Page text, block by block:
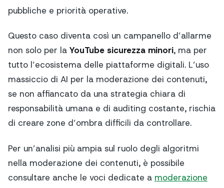
pubbliche e priorità operative.
Questo caso diventa così un campanello d’allarme
non solo per la YouTube sicurezza minori, ma per
tutto l’ecosistema delle piattaforme digitali. L’uso
massiccio di AI per la moderazione dei contenuti,
se non affiancato da una strategia chiara di
responsabilità umana e di auditing costante, rischia
di creare zone d’ombra difficili da controllare.
Per un’analisi più ampia sul ruolo degli algoritmi
nella moderazione dei contenuti, è possibile
consultare anche le voci dedicate a moderazione